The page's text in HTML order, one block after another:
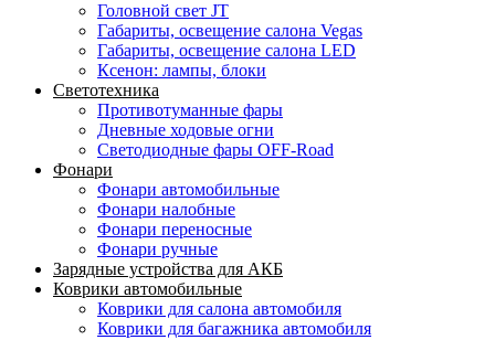
Головной свет JT
Габариты, освещение салона Vegas
Габариты, освещение салона LED
Ксенон: лампы, блоки
Светотехника
Противотуманные фары
Дневные ходовые огни
Светодиодные фары OFF-Road
Фонари
Фонари автомобильные
Фонари налобные
Фонари переносные
Фонари ручные
Зарядные устройства для АКБ
Коврики автомобильные
Коврики для салона автомобиля
Коврики для багажника автомобиля